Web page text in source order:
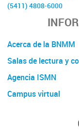
(5411) 4808-6000
Acerca de la BNMM
Salas de lectura y
Agencia ISMN
Campus virtual